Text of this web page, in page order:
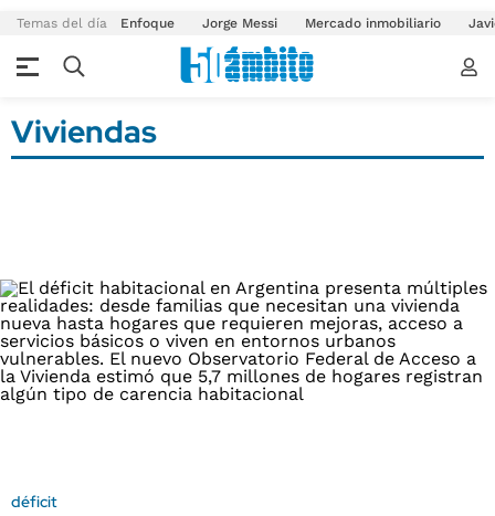
Temas del día Enfoque Jorge Messi Mercado inmobiliario
Viviendas
déficit